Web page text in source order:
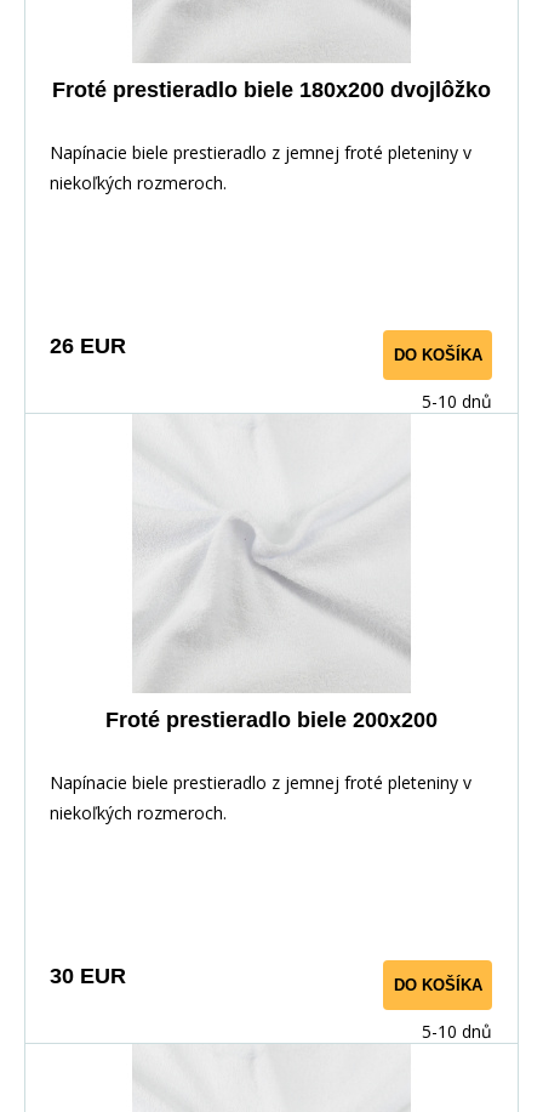
Froté prestieradlo biele 180x200 dvojlôžko
Napínacie biele prestieradlo z jemnej froté pleteniny v
niekoľkých rozmeroch.
26 EUR DO KOŠÍKA
5-10 dnů
Froté prestieradlo biele 200x200
Napínacie biele prestieradlo z jemnej froté pleteniny v
niekoľkých rozmeroch.
30 EUR DO KOŠÍKA
5-10 dnů